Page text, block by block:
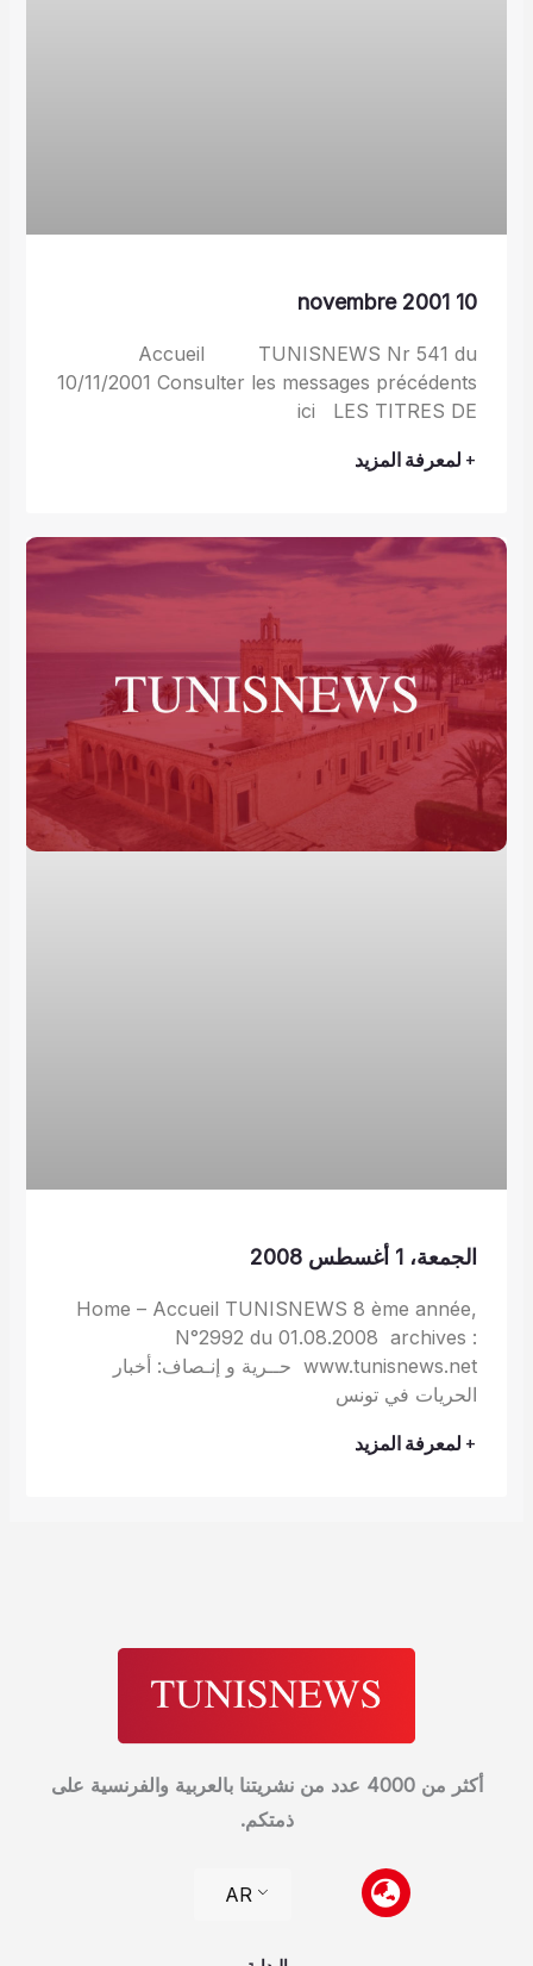
10 novembre 2001
Accueil TUNISNEWS Nr 541 du
10/11/2001 Consulter les messages précédents
ici LES TITRES DE
+ لمعرفة المزيد
الجمعة، 1 أغسطس 2008
Home – Accueil TUNISNEWS 8 ème année,
N°2992 du 01.08.2008 archives :
www.tunisnews.net حــرية و إنـصاف: أخبار
الحريات في تونس
+ لمعرفة المزيد
أكثر من 4000 عدد من نشريتنا بالعربية والفرنسية على
ذمتكم.
AR